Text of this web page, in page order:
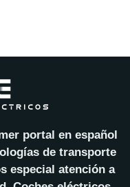
portal en español
de transporte
especial atención a